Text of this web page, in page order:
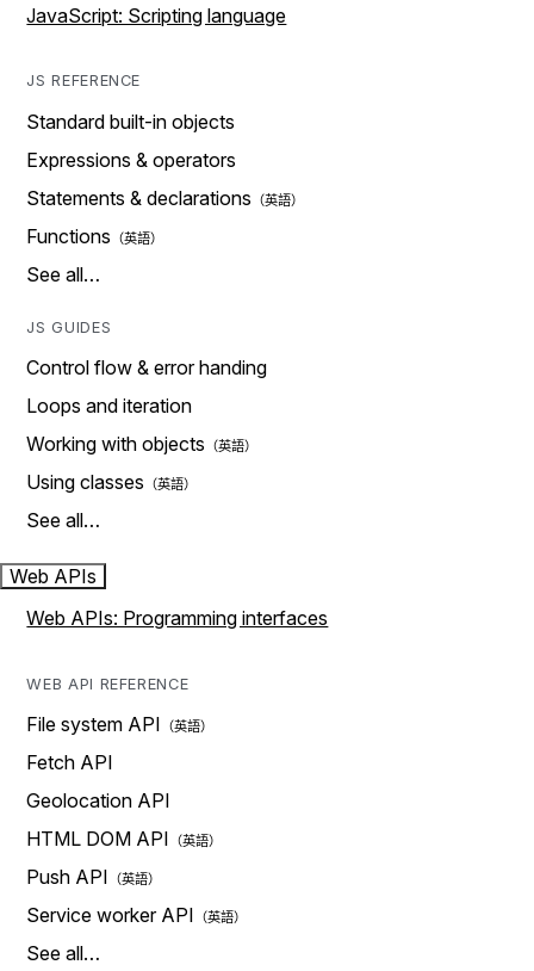
JavaScript: Scripting language
JS REFERENCE
Standard built-in objects
Expressions & operators
Statements & declarations
Functions
See all…
JS GUIDES
Control flow & error handing
Loops and iteration
Working with objects
Using classes
See all…
Web APIs
Web APIs: Programming interfaces
WEB API REFERENCE
File system API
Fetch API
Geolocation API
HTML DOM API
Push API
Service worker API
See all…